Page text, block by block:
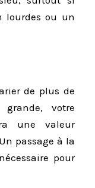
lourdes ou un
de plus de
votre
une valeur
passage à la
pour